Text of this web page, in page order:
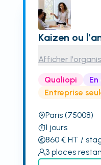
Kaizen ou
Afficher
Qualiopi
Entreprise
Paris (75008)
1 jours
860€ HT /
3 places